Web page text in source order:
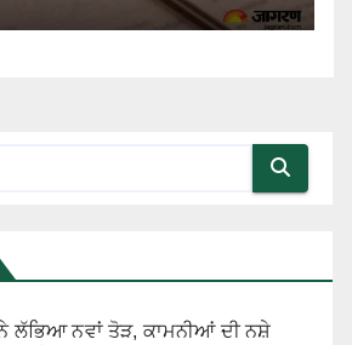
ਲੱਭਿਆ ਨਵਾਂ ਤੋੜ, ਕਾਮਨੀਆਂ ਦੀ ਨਸ਼ੇ